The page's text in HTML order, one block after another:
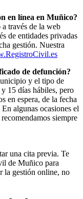
en línea en Muñico?
través de la web
de entidades privadas
gestión. Nuestra
de defunción?
y el tipo de
15 días hábiles, pero
en espera, de la fecha
algunas ocasiones el
siempre
una cita previa. Te
de Muñico para
la gestión online, no